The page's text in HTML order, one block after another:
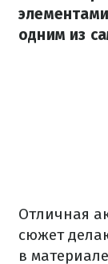
одним из
Отличная
сюжет
в материале